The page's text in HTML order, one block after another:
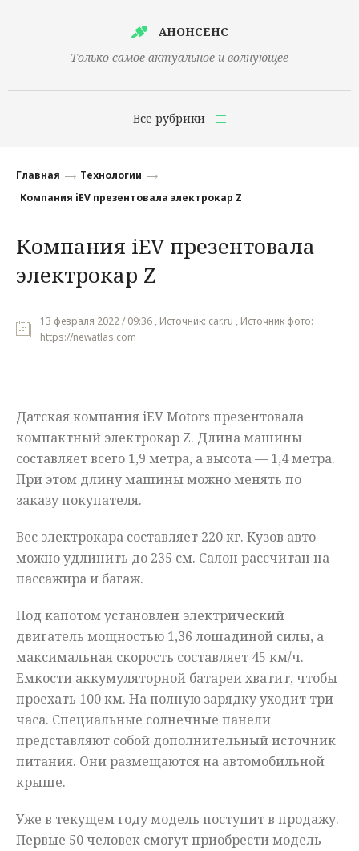
АНОНСЕНС
Только самое актуальное и волнующее
Все рубрики
Финансы
Наука
Культура
Общество
Происшествия
Главная
Технологии
Компания iEV презентовала электрокар Z
Компания iEV презентовала
электрокар Z
13 февраля 2022 / 09:36 , Источник: car.ru , Источник фото:
https://newatlas.com
Датская компания iEV Motors презентовала
компактный электрокар Z. Длина машины
составляет всего 1,9 метра, а высота — 1,4 метра.
При этом длину машины можно менять по
заказу покупателя.
Вес электрокара составляет 220 кг. Кузов авто
можно удлинить до 235 см. Салон рассчитан на
пассажира и багаж.
Под капотом установлен электрический
двигатель мощностью 1,36 лошадиной силы, а
максимальная скорость составляет 45 км/ч.
Емкости аккумуляторной батареи хватит, чтобы
проехать 100 км. На полную зарядку уходит три
часа. Специальные солнечные панели
представляют собой дополнительный источник
питания. Они размещаются на автомобильной
крыше.
Уже в текущем году модель поступит в продажу.
Первые 50 человек смогут приобрести модель